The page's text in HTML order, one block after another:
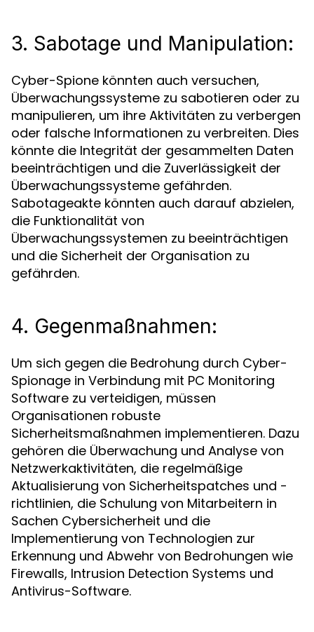
3. Sabotage und Manipulation:
Cyber-Spione könnten auch versuchen,
Überwachungssysteme zu sabotieren oder zu
manipulieren, um ihre Aktivitäten zu verbergen
oder falsche Informationen zu verbreiten. Dies
könnte die Integrität der gesammelten Daten
beeinträchtigen und die Zuverlässigkeit der
Überwachungssysteme gefährden.
Sabotageakte könnten auch darauf abzielen,
die Funktionalität von
Überwachungssystemen zu beeinträchtigen
und die Sicherheit der Organisation zu
gefährden.
4. Gegenmaßnahmen:
Um sich gegen die Bedrohung durch Cyber-
Spionage in Verbindung mit PC Monitoring
Software zu verteidigen, müssen
Organisationen robuste
Sicherheitsmaßnahmen implementieren. Dazu
gehören die Überwachung und Analyse von
Netzwerkaktivitäten, die regelmäßige
Aktualisierung von Sicherheitspatches und -
richtlinien, die Schulung von Mitarbeitern in
Sachen Cybersicherheit und die
Implementierung von Technologien zur
Erkennung und Abwehr von Bedrohungen wie
Firewalls, Intrusion Detection Systems und
Antivirus-Software.